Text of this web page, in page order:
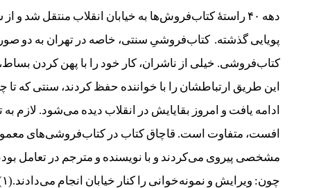
پویایی گذشته. کتاب‌فروشیِ سنتی، خاصه در تهران به دو
کتاب‌فروشی. خیلی از ناشران، کار خود را با پهن کردن
این طریق ارتباطشان را با خواننده حفظ ‌کردند، سنتی که
ادامه یافت و امروز بقایایش در انقلاب دیده می‌شود.
افست، متفاوت است. قاچاق کتاب در کتاب‌فروشی‌های معمول
مشخصی پیروی می‌کردند و با نویسنده و مترجم در تعامل